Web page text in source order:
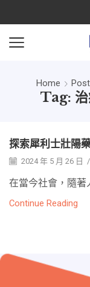
Home
Tag: 治
探索犀利士壯陽
2024 年 5 月 26 日 /
在當今社會，隨著
Continue Reading